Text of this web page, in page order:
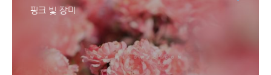
핑크 빛 장미